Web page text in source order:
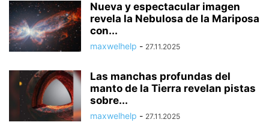
Nueva y espectacular imagen
revela la Nebulosa de la Mariposa
con...
maxwelhelp - 27.11.2025
Las manchas profundas del
manto de la Tierra revelan pistas
sobre...
maxwelhelp - 27.11.2025